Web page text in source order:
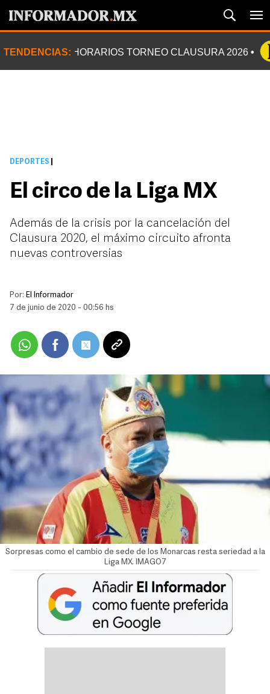
TENDENCIAS: HORARIOS TORNEO CLAUSURA 2026
DEPORTES
El circo de la Liga MX
Además de la crisis por la cancelación del
Clausura 2020, el máximo circuito afronta
nuevas controversias
Por: El Informador
7 de junio de 2020 - 00:56 hs
Sorpresas como el cambio de sede de los Monarcas resta seriedad a la
Liga MX. IMAGO7